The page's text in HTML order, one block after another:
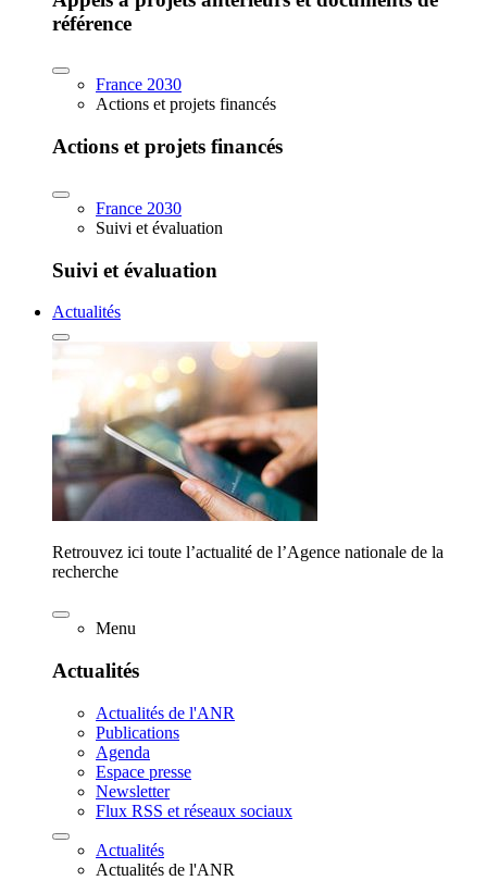
référence
France 2030
Actions et projets financés
Actions et projets financés
France 2030
Suivi et évaluation
Suivi et évaluation
Actualités
Retrouvez ici toute l’actualité de l’Agence nationale de la
recherche
Menu
Actualités
Actualités de l'ANR
Publications
Agenda
Espace presse
Newsletter
Flux RSS et réseaux sociaux
Actualités
Actualités de l'ANR